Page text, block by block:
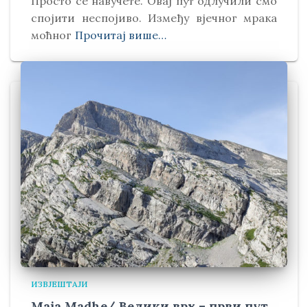
спојити неспојиво. Између вјечног мрака
моћног Прочитај више…
ИЗВЈЕШТАЈИ